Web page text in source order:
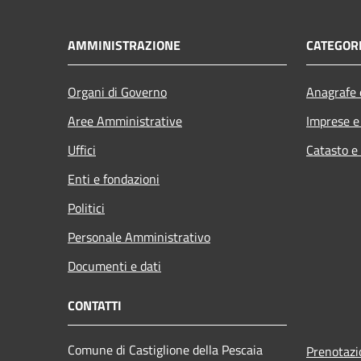
AMMINISTRAZIONE
Organi di Governo
Aree Amministrative
Uffici
Enti e fondazioni
Politici
Personale Amministrativo
Documenti e dati
Imprese
Catasto
CONTATTI
Comune di Castiglione della Pescaia